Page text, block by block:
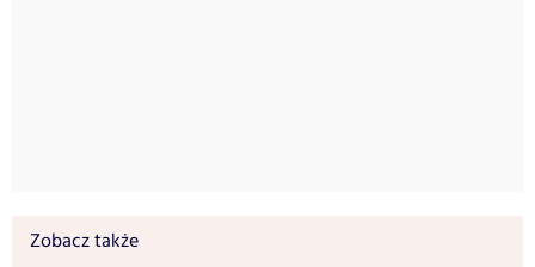
Zobacz także